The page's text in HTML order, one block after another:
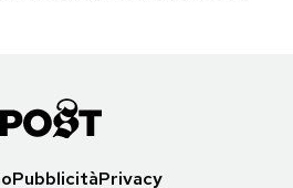
PubblicitàPrivacy